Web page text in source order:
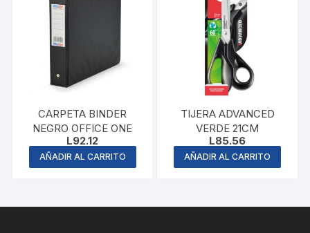
CARPETA BINDER
NEGRO OFFICE ONE
L92.12
AÑADIR AL CARRITO
TIJERA ADVANCED
VERDE 21CM
L85.56
AÑADIR AL CARRITO